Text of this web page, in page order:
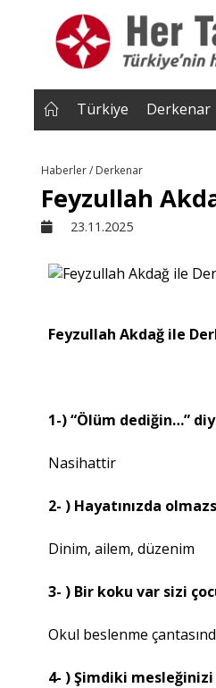
• Türkiye,
Türkiye Derkenar
Haberler / Derkenar
Feyzullah
23.11.2025
Feyzullah Akdağ ile
1-) “Ölüm dediğin…”
Nasihattir
2- ) Hayatınızda
Dinim, ailem, düzenim
3- ) Bir koku var sizi
Okul beslenme
4- ) Şimdiki